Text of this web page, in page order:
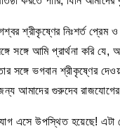
শ্রীকৃষ্ণের নিঃশর্ত
সঙ্গে আমি প্রার্থনা
সঙ্গে ভগবান শ্রীকৃষ্ণের
জন্য আমাদের গুরুদেব
এসে উপস্থিত হয়েছে! এটা